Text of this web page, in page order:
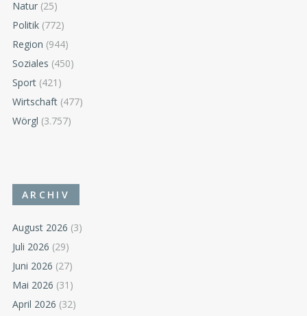
Natur (25)
Politik (772)
Region (944)
Soziales (450)
Sport (421)
Wirtschaft (477)
Wörgl (3.757)
ARCHIV
August 2026 (3)
Juli 2026 (29)
Juni 2026 (27)
Mai 2026 (31)
April 2026 (32)